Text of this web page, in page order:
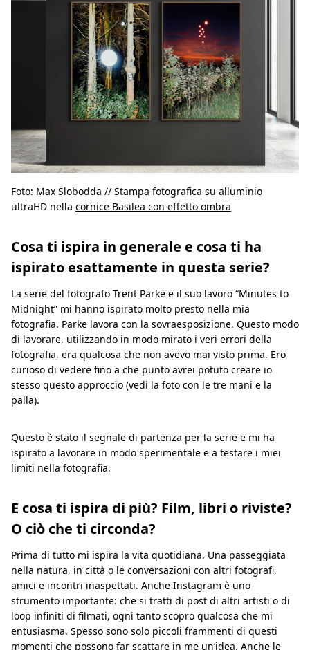
Foto: Max Slobodda // Stampa fotografica su alluminio
ultraHD nella cornice Basilea con effetto ombra
Cosa ti ispira in generale e cosa ti ha
ispirato esattamente in questa serie?
La serie del fotografo Trent Parke e il suo lavoro “Minutes to
Midnight” mi hanno ispirato molto presto nella mia
fotografia. Parke lavora con la sovraesposizione. Questo modo
di lavorare, utilizzando in modo mirato i veri errori della
fotografia, era qualcosa che non avevo mai visto prima. Ero
curioso di vedere fino a che punto avrei potuto creare io
stesso questo approccio (vedi la foto con le tre mani e la
palla).
Questo è stato il segnale di partenza per la serie e mi ha
ispirato a lavorare in modo sperimentale e a testare i miei
limiti nella fotografia.
E cosa ti ispira di più? Film, libri o riviste?
O ciò che ti circonda?
Prima di tutto mi ispira la vita quotidiana. Una passeggiata
nella natura, in città o le conversazioni con altri fotografi,
amici e incontri inaspettati. Anche Instagram è uno
strumento importante: che si tratti di post di altri artisti o di
loop infiniti di filmati, ogni tanto scopro qualcosa che mi
entusiasma. Spesso sono solo piccoli frammenti di questi
momenti che possono far scattare in me un‘idea. Anche le